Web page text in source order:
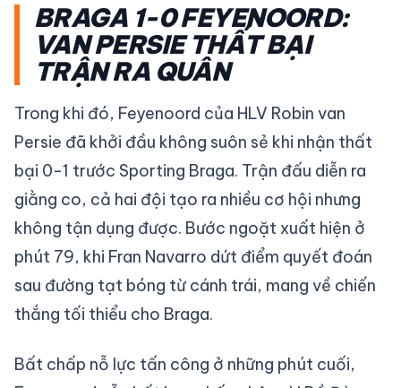
BRAGA 1-0 FEYENOORD:
VAN PERSIE THẤT BẠI
TRẬN RA QUÂN
Trong khi đó, Feyenoord của HLV Robin van
Persie đã khởi đầu không suôn sẻ khi nhận thất
bại 0-1 trước Sporting Braga. Trận đấu diễn ra
giằng co, cả hai đội tạo ra nhiều cơ hội nhưng
không tận dụng được. Bước ngoặt xuất hiện ở
phút 79, khi Fran Navarro dứt điểm quyết đoán
sau đường tạt bóng từ cánh trái, mang về chiến
thắng tối thiểu cho Braga.
Bất chấp nỗ lực tấn công ở những phút cuối,